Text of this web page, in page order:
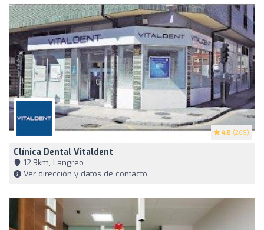
4.8 (269)
Clínica Dental Vitaldent
12,9km, Langreo
Ver dirección y datos de contacto